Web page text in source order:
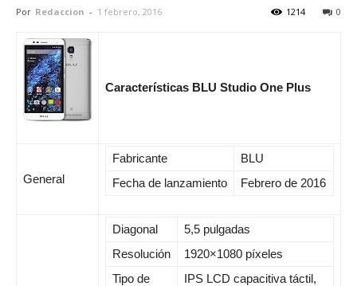
Por Redaccion - 1 febrero, 2016 0
1214
Características BLU Studio One Plus
General
Fabricante
BLU
Fecha de lanzamiento
Febrero de 2016
Diagonal
5,5 pulgadas
Resolución
1920×1080 píxeles
Tipo de
IPS LCD capacitiva táctil,